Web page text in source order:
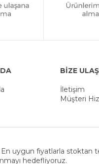
BİZE
İletişim
Müşteri
En uygun fiyatlarla stoktan
hedefliyoruz.